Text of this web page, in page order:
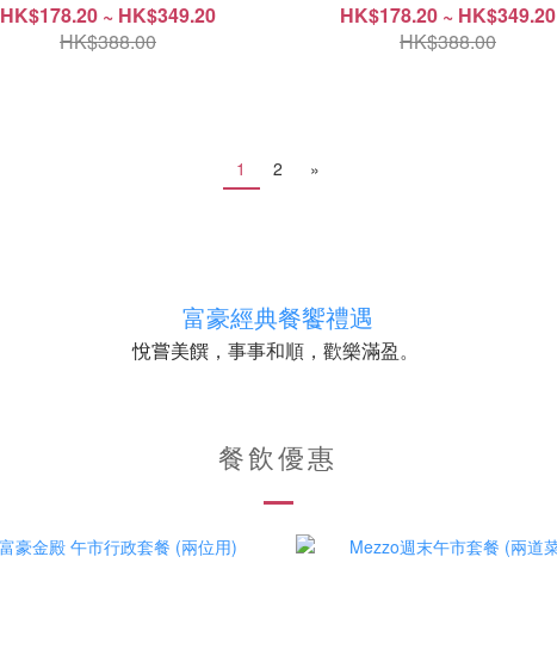
HK$178.20 ~ HK$349.20
HK$388.00
HK$178.20 ~ HK$349.20
HK$388.00
1 2 »
富豪經典餐饗禮遇
悅嘗美饌 ，事事和順，歡樂滿盈。
餐飲優惠